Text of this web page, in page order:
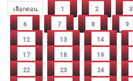
เลือกตอน 1 2 3
6 7 8 9
12 13 14
17 18 19
22 23 24